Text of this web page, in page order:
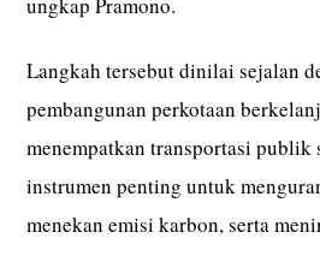
ungkap Pramono.
Langkah tersebut dinilai sejalan
pembangunan perkotaan
menempatkan transportasi publik
instrumen penting untuk
menekan emisi karbon, serta